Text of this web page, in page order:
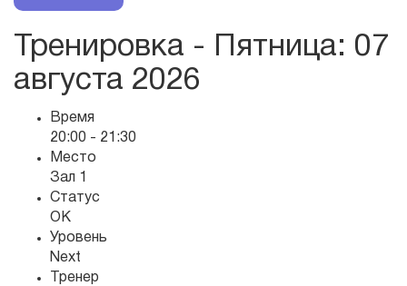
Тренировка - Пятница: 07
августа 2026
Время
20:00 - 21:30
Место
Зал 1
Статус
OK
Уровень
Next
Тренер